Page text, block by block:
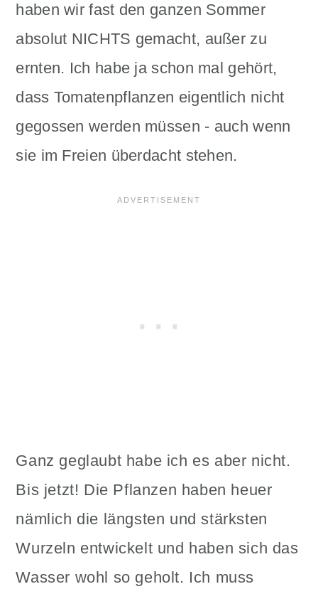
haben wir fast den ganzen Sommer
absolut NICHTS gemacht, außer zu
ernten. Ich habe ja schon mal gehört,
dass Tomatenpflanzen eigentlich nicht
gegossen werden müssen - auch wenn
sie im Freien überdacht stehen.
Ganz geglaubt habe ich es aber nicht.
Bis jetzt! Die Pflanzen haben heuer
nämlich die längsten und stärksten
Wurzeln entwickelt und haben sich das
Wasser wohl so geholt. Ich muss